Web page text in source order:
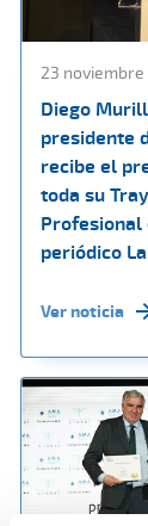
23 noviembre
Diego
presidente
recibe el
toda su
Profesional
periódico
Ver noticia